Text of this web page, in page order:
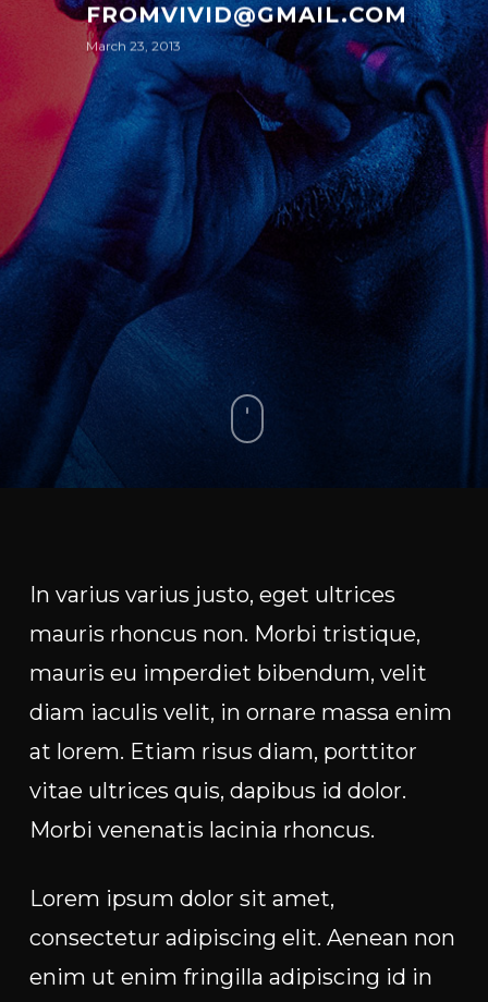
FROMVIVID@GMAIL.COM
March 23, 2013
In varius varius justo, eget ultrices
mauris rhoncus non. Morbi tristique,
mauris eu imperdiet bibendum, velit
diam iaculis velit, in ornare massa enim
at lorem. Etiam risus diam, porttitor
vitae ultrices quis, dapibus id dolor.
Morbi venenatis lacinia rhoncus.
Lorem ipsum dolor sit amet,
consectetur adipiscing elit. Aenean non
enim ut enim fringilla adipiscing id in